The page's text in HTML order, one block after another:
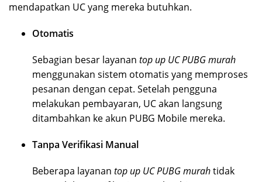
mendapatkan UC yang mereka butuhkan.
Otomatis
Sebagian besar layanan top up UC PUBG murah
menggunakan sistem otomatis yang memproses
pesanan dengan cepat. Setelah pengguna
melakukan pembayaran, UC akan langsung
ditambahkan ke akun PUBG Mobile mereka.
Tanpa Verifikasi Manual
Beberapa layanan top up UC PUBG murahtidak